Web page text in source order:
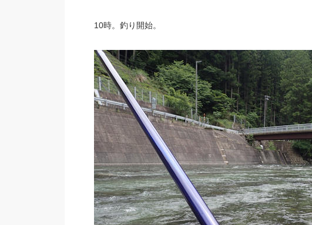
10時。釣り開始。